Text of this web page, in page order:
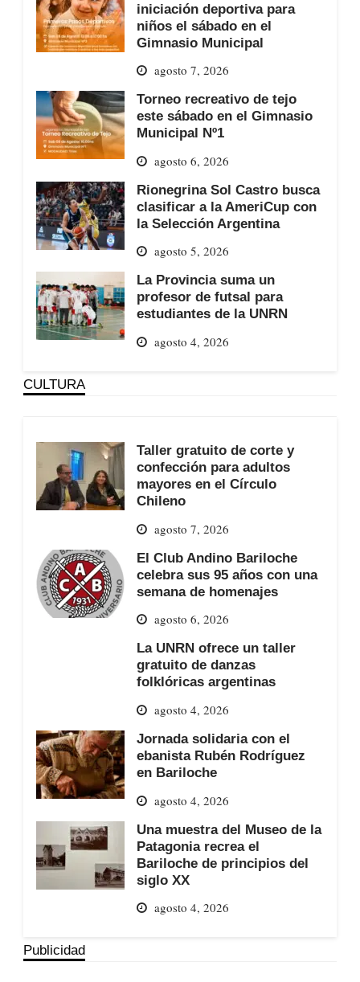
iniciación deportiva para
niños el sábado en el
Gimnasio Municipal
agosto 7, 2026
Torneo recreativo de tejo
este sábado en el Gimnasio
Municipal Nº1
agosto 6, 2026
Rionegrina Sol Castro busca
clasificar a la AmeriCup con
la Selección Argentina
agosto 5, 2026
La Provincia suma un
profesor de futsal para
estudiantes de la UNRN
agosto 4, 2026
CULTURA
Taller gratuito de corte y
confección para adultos
mayores en el Círculo
Chileno
agosto 7, 2026
El Club Andino Bariloche
celebra sus 95 años con una
semana de homenajes
agosto 6, 2026
La UNRN ofrece un taller
gratuito de danzas
folklóricas argentinas
agosto 4, 2026
Jornada solidaria con el
ebanista Rubén Rodríguez
en Bariloche
agosto 4, 2026
Una muestra del Museo de la
Patagonia recrea el
Bariloche de principios del
siglo XX
agosto 4, 2026
Publicidad